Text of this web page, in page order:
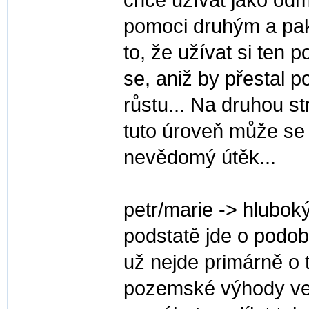
pomoci druhým a
to, že užívat si ten
se, aniž by přestal
růstu... Na druhou
tuto úroveň může
nevědomý útěk...
petr/marie ->
podstatě jde o
už nejde primárně o
pozemské výhody